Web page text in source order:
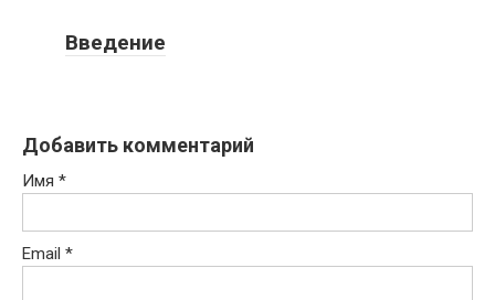
Введение
Добавить комментарий
Имя *
Email *